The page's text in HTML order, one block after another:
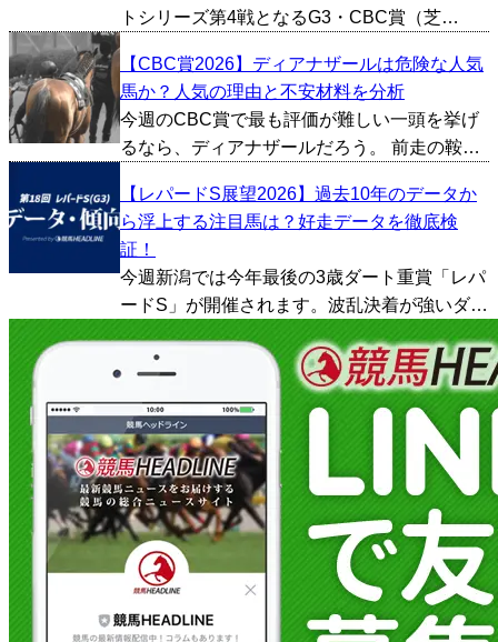
トシリーズ第4戦となるG3・CBC賞（芝
ト直後からペースが流れやすく、最後の急坂
も待ち受けるタフなコース。単なるスピード
比べでは...
【CBC賞2026】ディアナザールは危険な人気
馬か？人気の理由と不安材料を分析
今週のCBC賞で最も評価が難しい一頭を挙げ
るなら、ディアナザールだろう。 前走の鞍馬
かも勝ち時計1分6秒4という京都芝1200mのコ
ースレコード決着に対応したもので、勝ち馬
フ...
【レパードS展望2026】過去10年のデータか
ら浮上する注目馬は？好走データを徹底検
証！
今週新潟では今年最後の3歳ダート重賞「レパ
ードS」が開催されます。波乱決着が強いダー
ト重賞で、夏競馬らしい難易度の高い一戦で
す。今回は過去10年間のデータをもとにレパ
ードSの傾向を探っていきたいと思います。 ■
上位人気の...